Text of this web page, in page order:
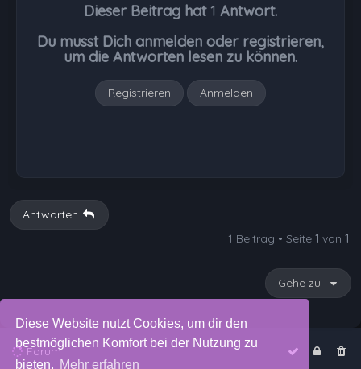
Diese Website nutzt Cookies, um dir den
bestmöglichen Komfort bei der Nutzung zu
bieten. Mehr erfahren
Dieser Beitrag hat 1 Antwort.
Du musst Dich anmelden oder registrieren,
um die Antworten lesen zu können.
Registrieren Anmelden
Antworten
1 Beitrag • Seite 1 von 1
Gehe zu
Forum